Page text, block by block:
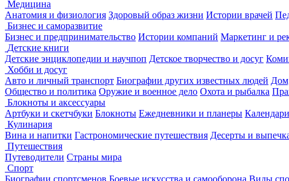
Медицина
Анатомия и физиология Здоровый образ жизни Истории врачей
Бизнес и саморазвитие
Бизнес и предпринимательство Истории компаний Маркетинг и
Детские книги
Детские энциклопедии и научпоп Детское творчество и досуг
Хобби и досуг
Авто и личный транспорт Биографии других известных людей
Общество и политика Оружие и военное дело Охота и рыбалка
Блокноты и аксессуары
Артбуки и скетчбуки Блокноты Ежедневники и планеры Календари
Кулинария
Вина и напитки Гастрономические путешествия Десерты и
Путешествия
Путеводители Страны мира
Спорт
Биографии спортсменов Боевые искусства и самооборона Виды